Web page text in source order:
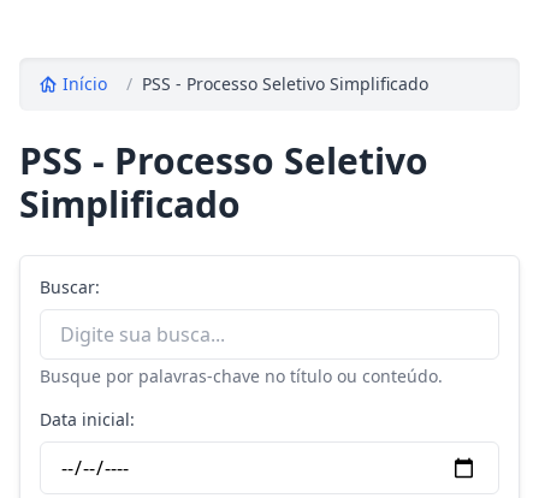
Início / PSS - Processo Seletivo Simplificado
PSS - Processo Seletivo
Simplificado
Buscar:
Busque por palavras-chave no título ou conteúdo.
Data inicial: